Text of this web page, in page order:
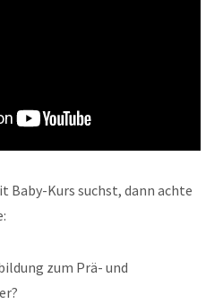
Baby-Kurs suchst, dann achte
zum Prä- und